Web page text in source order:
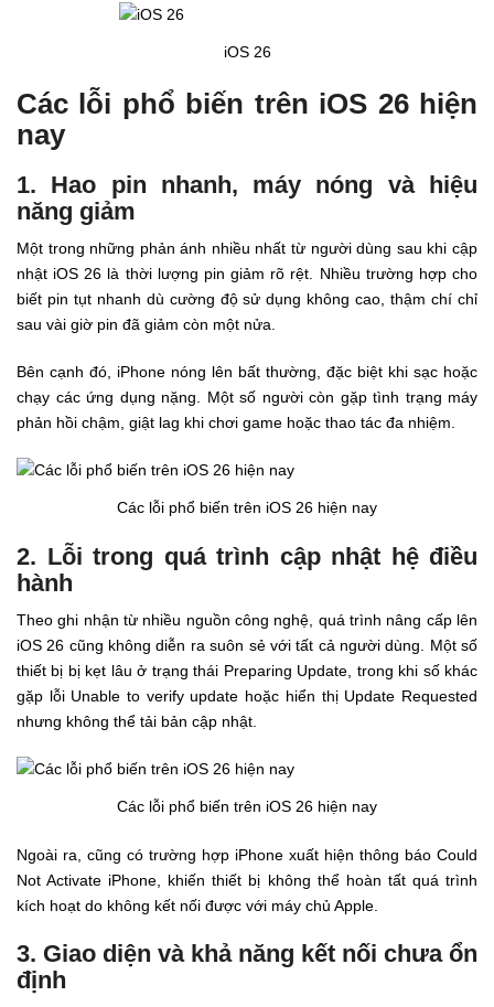
iOS 26
Các lỗi phổ biến trên iOS 26 hiện
nay
1. Hao pin nhanh, máy nóng và hiệu
năng giảm
Một trong những phản ánh nhiều nhất từ người dùng sau khi cập
nhật iOS 26 là thời lượng pin giảm rõ rệt. Nhiều trường hợp cho
biết pin tụt nhanh dù cường độ sử dụng không cao, thậm chí chỉ
sau vài giờ pin đã giảm còn một nửa.
Bên cạnh đó, iPhone nóng lên bất thường, đặc biệt khi sạc hoặc
chạy các ứng dụng nặng. Một số người còn gặp tình trạng máy
phản hồi chậm, giật lag khi chơi game hoặc thao tác đa nhiệm.
Các lỗi phổ biến trên iOS 26 hiện nay
2. Lỗi trong quá trình cập nhật hệ điều
hành
Theo ghi nhận từ nhiều nguồn công nghệ, quá trình nâng cấp lên
iOS 26 cũng không diễn ra suôn sẻ với tất cả người dùng. Một số
thiết bị bị kẹt lâu ở trạng thái Preparing Update, trong khi số khác
gặp lỗi Unable to verify update hoặc hiển thị Update Requested
nhưng không thể tải bản cập nhật.
Các lỗi phổ biến trên iOS 26 hiện nay
Ngoài ra, cũng có trường hợp iPhone xuất hiện thông báo Could
Not Activate iPhone, khiến thiết bị không thể hoàn tất quá trình
kích hoạt do không kết nối được với máy chủ Apple.
3. Giao diện và khả năng kết nối chưa ổn
định